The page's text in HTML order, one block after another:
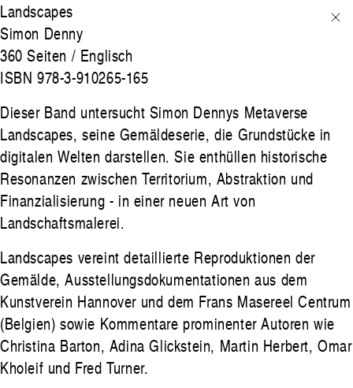
Landscapes
Simon Denny
360 Seiten / Englisch
ISBN 978-3-910265-165
Dieser Band untersucht Simon Dennys Metaverse
Landscapes, seine Gemäldeserie, die Grundstücke in
digitalen Welten darstellen. Sie enthüllen historische
Resonanzen zwischen Territorium, Abstraktion und
Finanzialisierung - in einer neuen Art von
Landschaftsmalerei.
Landscapes vereint detaillierte Reproduktionen der
Gemälde, Ausstellungsdokumentationen aus dem
Kunstverein Hannover und dem Frans Masereel Centrum
(Belgien) sowie Kommentare prominenter Autoren wie
Christina Barton, Adina Glickstein, Martin Herbert, Omar
Kholeif und Fred Turner.